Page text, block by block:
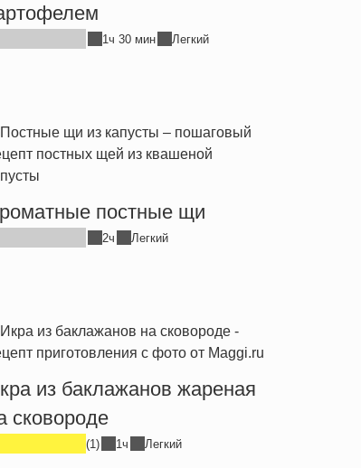
1ч 30 мин Легкий
постные щи
2ч Легкий
из баклажанов жареная
сковороде
(1) 1ч Легкий